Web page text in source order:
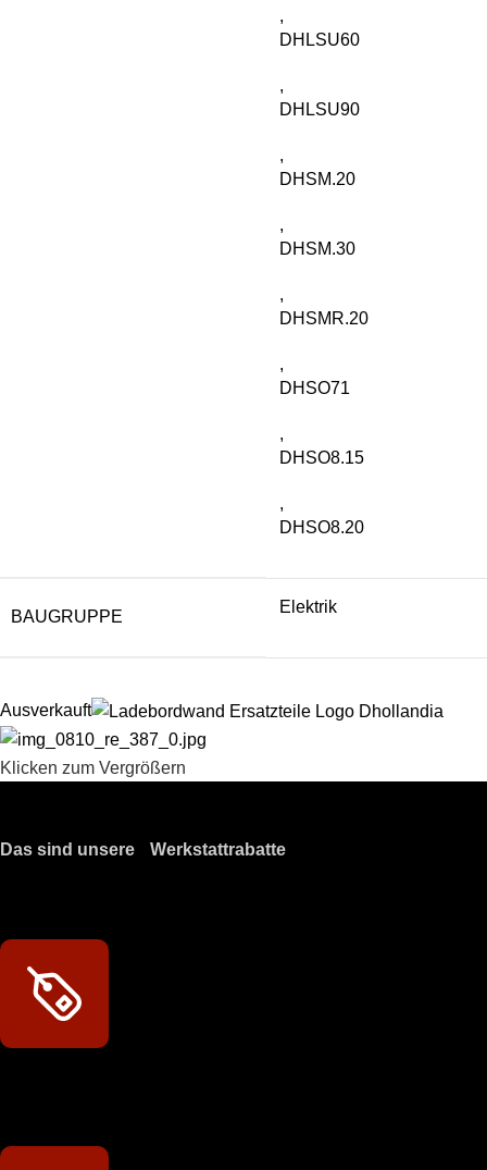
,
DHLSU60
,
DHLSU90
,
DHSM.20
,
DHSM.30
,
DHSMR.20
,
DHSO71
,
DHSO8.15
,
DHSO8.20
BAUGRUPPE
Elektrik
Ausverkauft
Klicken zum Vergrößern
Das sind unsere Werkstattrabatte